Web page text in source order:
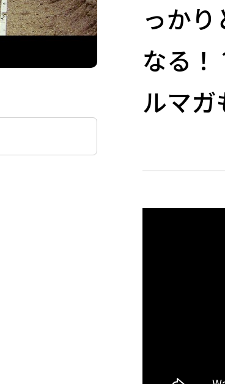
っか
なる
ルマガ